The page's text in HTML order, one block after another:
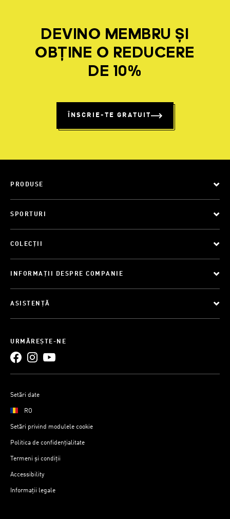
DEVINO MEMBRU ȘI
OBȚINE O REDUCERE
DE 10%
ÎNSCRIE-TE GRATUIT
PRODUSE
SPORTURI
COLECȚII
INFORMAȚII DESPRE COMPANIE
ASISTENȚĂ
URMĂREȘTE-NE
Setări date
RO
Setări privind modulele cookie
Politica de confidențialitate
Termeni și condiții
Accessibility
Informații legale